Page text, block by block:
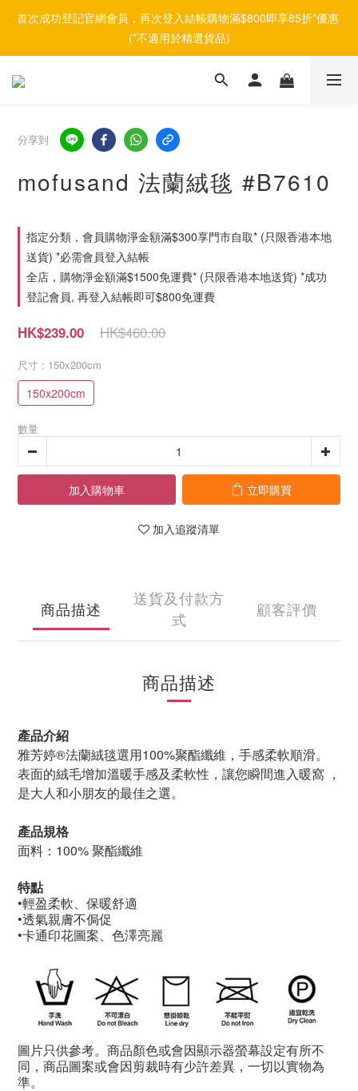
首次成功登記官網會員，再次登入結帳購物滿$800即享85折*優惠
(*不適用於精選貨品)
分享到
mofusand 法蘭絨毯 #B7610
指定分類，會員購物淨金額滿$300享門市自取* (只限香港本地
送貨) *必需會員登入結帳
全店，購物淨金額滿$1500免運費* (只限香港本地送貨) *成功
登記會員, 再登入結帳即可$800免運費
HK$460.00
HK$239.00
尺寸 : 150x200cm
150x200cm
數量
加入購物車 立即購買
加入追蹤清單
商品描述
送貨及付款方
式
顧客評價
商品描述
產品介紹
雅芳婷®法蘭絨毯選用100%聚酯纖維，手感柔軟順滑。
表面的絨毛增加溫暖手感及柔軟性，讓您瞬間進入暖窩 ，
是大人和小朋友的最佳之選。
產品規格
面料：100% 聚酯纖維
特點
•輕盈柔軟、保暖舒適
•透氣親膚不侷促
•卡通印花圖案、色澤亮麗
圖片只供參考。商品顏色或會因顯示器螢幕設定有所不
同，商品圖案或會因剪裁時有少許差異，一切以實物為
準。